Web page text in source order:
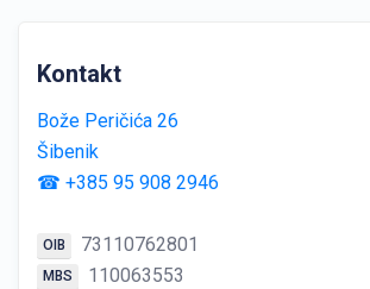
Kontakt
Bože Peričića 26
Šibenik
☎ +385 95 908 2946
OIB 73110762801
MBS 110063553